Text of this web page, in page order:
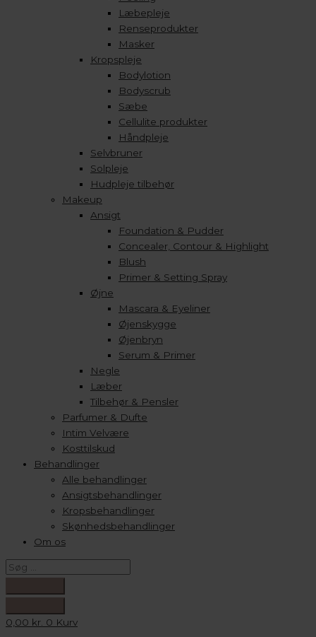
Læbepleje
Renseprodukter
Masker
Kropspleje
Bodylotion
Bodyscrub
Sæbe
Cellulite produkter
Håndpleje
Selvbruner
Solpleje
Hudpleje tilbehør
Makeup
Ansigt
Foundation & Pudder
Concealer, Contour & Highlight
Blush
Primer & Setting Spray
Øjne
Mascara & Eyeliner
Øjenskygge
Øjenbryn
Serum & Primer
Negle
Læber
Tilbehør & Pensler
Parfumer & Dufte
Intim Velvære
Kosttilskud
Behandlinger
Alle behandlinger
Ansigtsbehandlinger
Kropsbehandlinger
Skønhedsbehandlinger
Om os
0,00 kr. 0 Kurv